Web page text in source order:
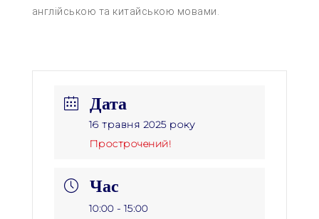
англійською та китайською мовами.
Дата
16 травня 2025 року
Прострочений!
Час
10:00 - 15:00